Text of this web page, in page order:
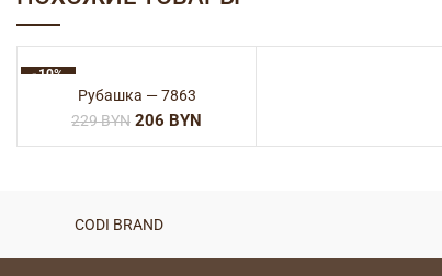
-10%
Рубашка — 7863
229BYN 206 BYN
CODI BRAND